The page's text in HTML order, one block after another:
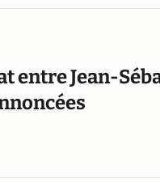
entre Jean-